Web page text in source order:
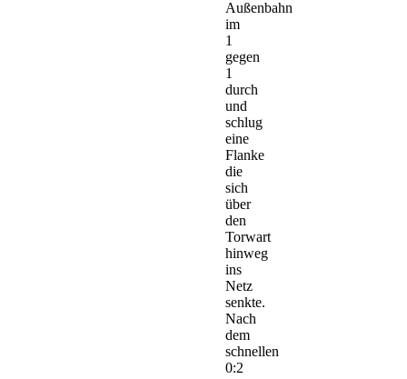
Außenbahn
im
1
gegen
1
durch
und
schlug
eine
Flanke
die
sich
über
den
Torwart
hinweg
ins
Netz
senkte.
Nach
dem
schnellen
0:2